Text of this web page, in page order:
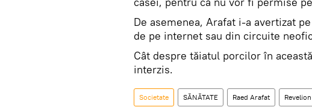
De asemenea, Arafat i-a avertizat
de pe internet sau din circuite
Cât despre tăiatul porcilor în
interzis.
Societate SĂNĂTATE Raed Arafat Revelion